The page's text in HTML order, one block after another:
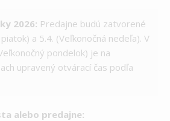
2026: Predajne budú zatvorené
a 5.4. (Veľkonočná nedeľa). V
pondelok) je na
upravený otvárací čas podľa
alebo predajne: